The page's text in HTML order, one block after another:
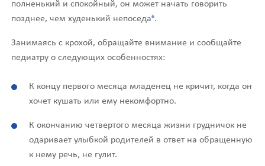
полненький и спокойный, он может начать говорить
позднее, чем худенький непоседа6.
Занимаясь с крохой, обращайте внимание и сообщайте
педиатру о следующих особенностях:
К концу первого месяца младенец не кричит, когда он
хочет кушать или ему некомфортно.
К окончанию четвертого месяца жизни грудничок не
одаривает улыбкой родителей в ответ на обращенную
к нему речь, не гулит.